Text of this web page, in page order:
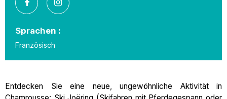
Sprachen :
Französisch
Entdecken Sie eine neue, ungewöhnliche Aktivität in